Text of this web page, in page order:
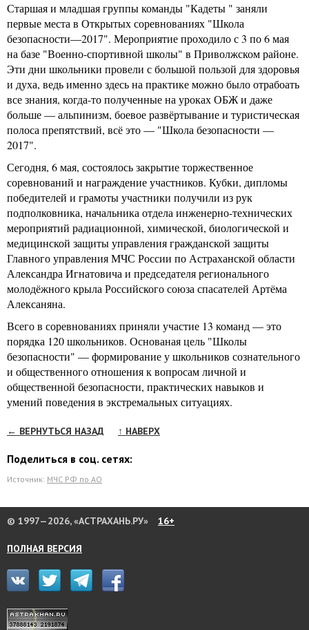
Старшая и младшая группы команды "Кадеты " заняли
первые места в Открытых соревнованиях "Школа
безопасности—2017". Мероприятие проходило с 3 по 6 мая
на базе "Военно-спортивной школы" в Приволжском районе.
Эти дни школьники провели с большой пользой для здоровья
и духа, ведь именно здесь на практике можно было отрабоать
все знания, когда-то полученные на уроках ОБЖ и даже
больше — альпинизм, боевое развёртывание и туристическая
полоса препятствий, всё это — "Школа безопасности —
2017".
Сегодня, 6 мая, состоялось закрытие торжественное
соревнований и награждение участников. Кубки, дипломы
победителей и грамоты участники получили из рук
подполковника, начальника отдела инженерно-технических
мероприятий радиационной, химической, биологической и
медицинской защиты управления гражданской защиты
Главного управления МЧС России по Астраханской области
Александра Игнатовича и председателя регионального
молодёжного крыла Российского союза спасателей Артёма
Алексаняна.
Всего в соревнованиях приняли участие 13 команд — это
порядка 120 школьников. Основаная цель "Школы
безопасности" — формирование у школьников сознательного
и общественного отношения к вопросам личной и
общественной безопасности, практических навыков и
умений поведения в экстремальных ситуациях.
← ВЕРНУТЬСЯ НАЗАД ↑ НАВЕРХ
Поделиться в соц. сетях:
Источник: МЧС РФ по АО
© 1997—2026, «АСТРАХАНЬ.РУ» 16+
ПОЛНАЯ ВЕРСИЯ